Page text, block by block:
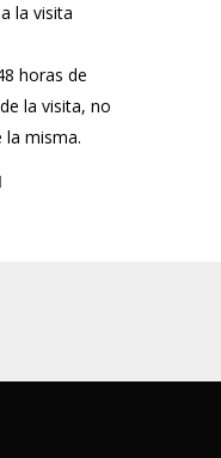
la visita
horas de
la visita, no
la misma.